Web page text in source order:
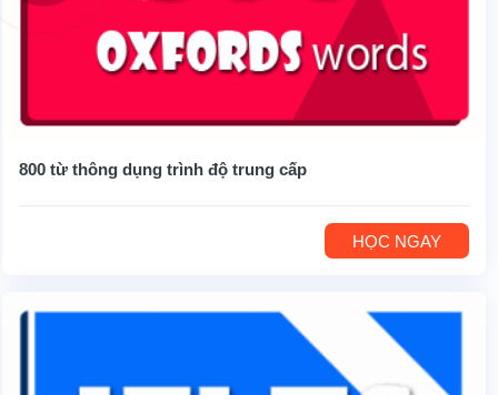
800 từ thông dụng trình độ trung cấp
HỌC NGAY